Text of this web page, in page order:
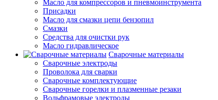
Масло для компрессоров и пневмоинструмента
Присадки
Масло для смазки цепи бензопил
Смазки
Средства для очистки рук
Масло гидравлическое
Сварочные материалы
Сварочные электроды
Проволока для сварки
Сварочные комплектующие
Сварочные горелки и плазменные резаки
Вольфрамовые электроды